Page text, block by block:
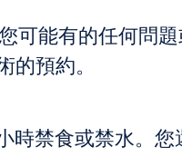
可能有的任何問
的預約。
時禁食或禁水。您